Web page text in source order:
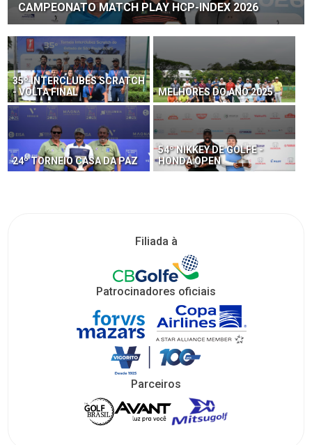
CAMPEONATO MATCH PLAY HCP-INDEX 2026
35º INTERCLUBES SCRATCH
- VOLTA FINAL
MELHORES DO ANO 2025
24º TORNEIO CASA DA PAZ
54º NIKKEY DE GOLFE -
HONDA OPEN
Filiada à
Patrocinadores oficiais
Parceiros